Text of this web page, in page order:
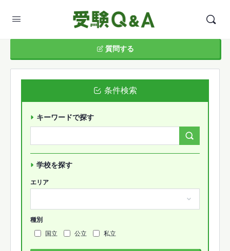
質問する
条件検索
キーワードで探す
学校を探す
エリア
種別
国立
公立 私立